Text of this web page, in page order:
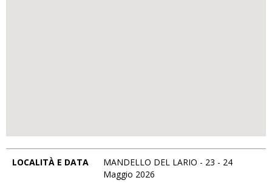
LOCALITÀ E DATA
MANDELLO DEL LARIO - 23 - 24
Maggio 2026